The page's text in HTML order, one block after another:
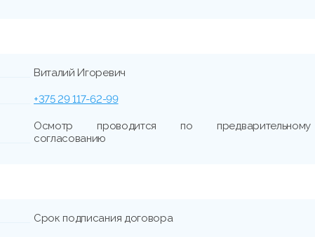
Виталий Игоревич
+375 29 117-62-99
Осмотр проводится по предварительному
согласованию
Срок подписания договора